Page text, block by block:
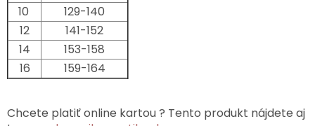
10
129-140
12
141-152
14
153-158
16
159-164
Chcete platiť online kartou ? Tento produkt nájdete aj